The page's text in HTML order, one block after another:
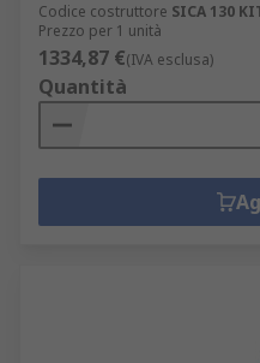
Codice costruttore SICA 130
Prezzo per 1 unità
1334,87 €(IVA esclusa)
Quantità